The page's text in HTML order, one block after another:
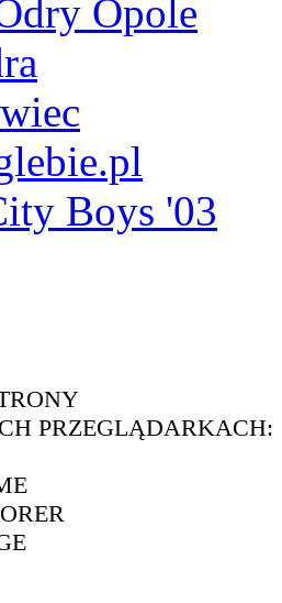
Opole
Boys '03
PRZEGLĄDARKACH: